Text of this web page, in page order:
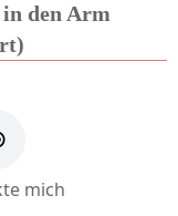
den Arm
mich